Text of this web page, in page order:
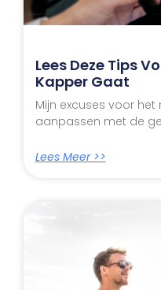
Lees Deze Tips
Kapper Gaat
Mijn excuses voor
aanpassen met de
Lees Meer >>